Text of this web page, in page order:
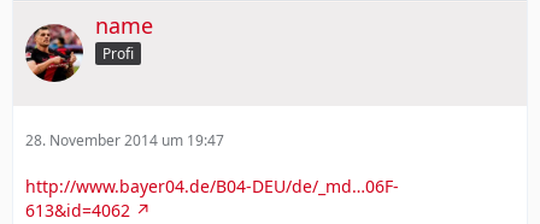
name
Profi
28. November 2014 um 19:47
http://www.bayer04.de/B04-DEU/de/_md…06F-
613&id=4062